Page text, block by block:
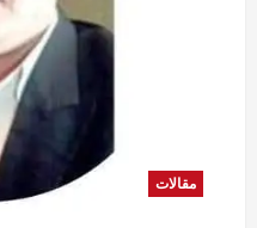
لتعظيم
تدفقات
النقد
الدخل
مقالات